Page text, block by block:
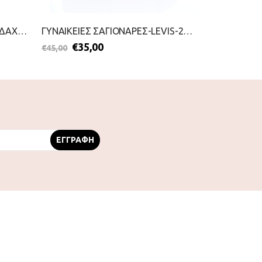
ΓΥΝΑΙΚΕΙΕΣ ΣΑΓΙΟΝΑΡΕΣ ΜΕ ΔΑΧΤΥΛΟ-IPANEMA-2199-0437-ΣΙΕΛ ΓΥΝΑΙΚΕΙΕΣ ΣΑΓΙΟΝΑΡΕΣ-LEVIS-2199-0332-ΡΟΖ
€45,00 €35,00